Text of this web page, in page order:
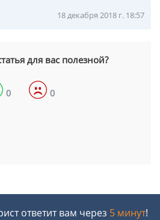
18 декабря 2018 г. 18:57
для вас полезной?
0 0
ответит вам через 5 минут!